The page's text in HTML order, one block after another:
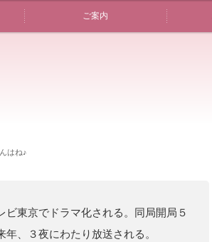
ご案内
はね♪
東京でドラマ化される。同局開局５
、３夜にわたり放送される。